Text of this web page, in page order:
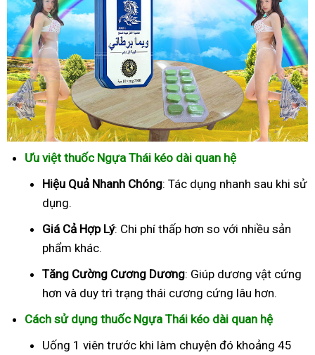
Ưu việt thuốc Ngựa Thái kéo dài quan hệ
Hiệu Quả Nhanh Chóng: Tác dụng nhanh sau khi sử
dụng.
Giá Cả Hợp Lý: Chi phí thấp hơn so với nhiều sản
phẩm khác.
Tăng Cường Cương Dương: Giúp dương vật cứng
hơn và duy trì trạng thái cương cứng lâu hơn.
Cách sử dụng thuốc Ngựa Thái kéo dài quan hệ
Uống 1 viên trước khi làm chuyện đó khoảng 45